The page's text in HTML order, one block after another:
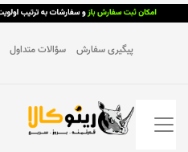
پیگیری سفارش سؤالات متداول